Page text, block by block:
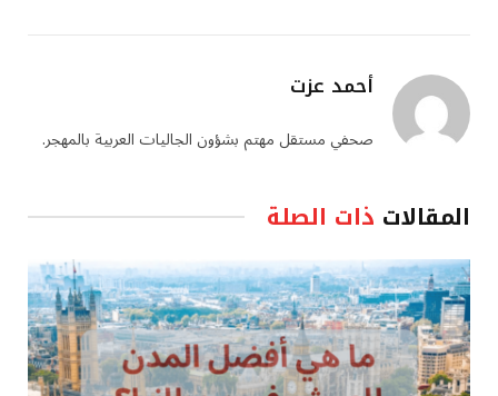
أحمد عزت
صحفي مستقل مهتم بشؤون الجاليات العربية بالمهجر.
المقالات ذات الصلة